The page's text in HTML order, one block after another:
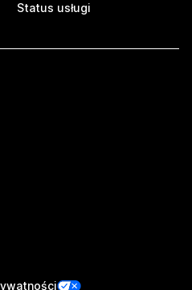
Status usługi